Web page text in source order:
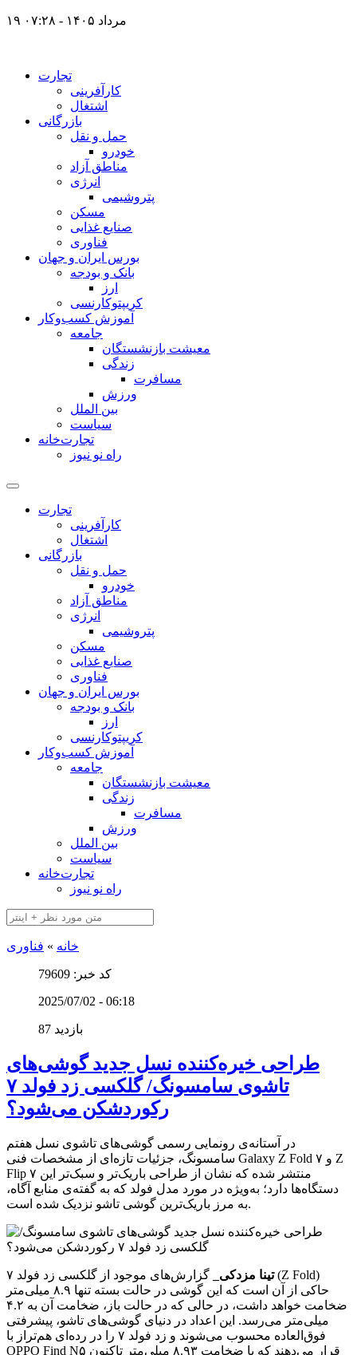
۱۹ مرداد ۱۴۰۵ - ۰۷:۲۸
تجارت
کارآفرینی
اشتغال
بازرگانی
حمل و نقل
خودرو
مناطق آزاد
انرژی
پتروشیمی
مسکن
صنایع غذایی
فناوری
بورس ایران و جهان
بانک و بودجه
ارز
کریپتوکارنسی
آموزش کسب‌وکار
جامعه
معیشت بازنشستگان
زندگی
مسافرت
ورزش
بین الملل
سیاست
تجارت‌خانه
راه نو نیوز
تجارت
کارآفرینی
اشتغال
بازرگانی
حمل و نقل
خودرو
مناطق آزاد
انرژی
پتروشیمی
مسکن
صنایع غذایی
فناوری
بورس ایران و جهان
بانک و بودجه
ارز
کریپتوکارنسی
آموزش کسب‌وکار
جامعه
معیشت بازنشستگان
زندگی
مسافرت
ورزش
بین الملل
سیاست
تجارت‌خانه
راه نو نیوز
خانه » فناوری
کد خبر: 79609
2025/07/02 - 06:18
87 بازدید
طراحی خیره‌کننده نسل جدید گوشی‌های
تاشوی سامسونگ/ گلکسی زد فولد ۷
رکوردشکن می‌شود؟
در آستانه‌ی رونمایی رسمی گوشی‌های تاشوی نسل هفتم
سامسونگ، جزئیات تازه‌ای از مشخصات فنی Galaxy Z Fold ۷ و Z
Flip ۷ منتشر شده که نشان از طراحی باریک‌تر و سبک‌تر این
دستگاه‌ها دارد؛ به‌ویژه در مورد مدل فولد که به گفته‌ی منابع آگاه،
به مرز باریک‌ترین گوشی تاشو نزدیک شده است.
تینا مزدکی_
گزارش‌های موجود از گلکسی زد فولد ۷ (Z Fold)
حاکی از آن است که این گوشی در حالت بسته تنها ۸.۹ میلی‌متر
ضخامت خواهد داشت، در حالی که در حالت باز، ضخامت آن به ۴.۲
میلی‌متر می‌رسد. این اعداد در دنیای گوشی‌های تاشو، پیشرفتی
فوق‌العاده محسوب می‌شوند و زد فولد ۷ را در رده‌ای هم‌تراز با
OPPO Find N۵ قرار می‌دهند که با ضخامت ۸.۹۳ میلی‌متر تاکنون